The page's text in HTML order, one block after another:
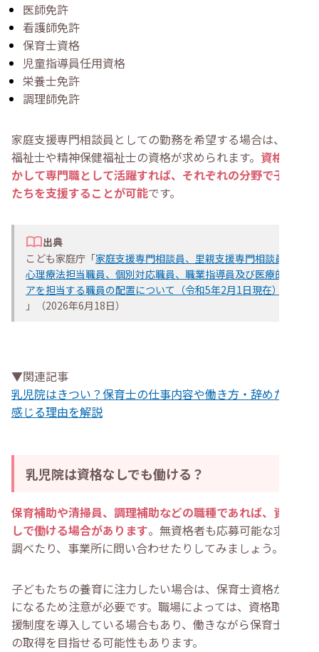
医師免許
看護師免許
保育士資格
児童指導員任用資格
栄養士免許
調理師免許
家庭支援専門相談員としての勤務を希望する場合は、社会
福祉士や精神保健福祉士の資格が求められます。 資格を活
かして専門職として活躍すれば、それぞれの分野で子ども
たちを支援することが可能です。
出典
こども家庭庁「家庭支援専門相談員、里親支援専門相談員、
心理療法担当職員、個別対応職員、職業指導員及び医療的ケ
アを担当する職員の配置について（令和5年2月1日現在）
」（2026年6月18日）
▼関連記事
乳児院はきつい？保育士の仕事内容や働き方・辞めたいと
感じる理由を解説
乳児院は資格なしでも働ける？
保育補助や清掃員、調理補助などの職種であれば、資格な
しで働ける場合があります。無資格者も応募可能な求人を
調べたり、事業所に問い合わせたりしてみましょう。
子どもたちの養育に注力したい場合は、保育士資格が必要
になるため注意が必要です。職場によっては、資格取得支
援制度を導入している場合もあり、働きながら保育士資格
の取得を目指せる可能性もあります。